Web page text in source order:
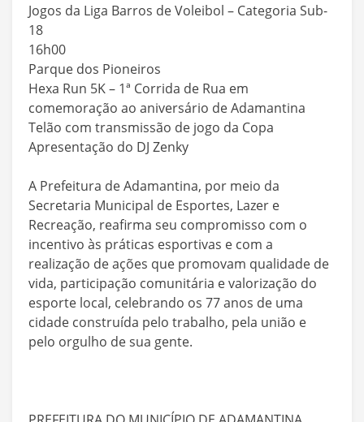
Jogos da Liga Barros de Voleibol – Categoria Sub-
18
16h00
Parque dos Pioneiros
Hexa Run 5K – 1ª Corrida de Rua em
comemoração ao aniversário de Adamantina
Telão com transmissão de jogo da Copa
Apresentação do DJ Zenky
A Prefeitura de Adamantina, por meio da
Secretaria Municipal de Esportes, Lazer e
Recreação, reafirma seu compromisso com o
incentivo às práticas esportivas e com a
realização de ações que promovam qualidade de
vida, participação comunitária e valorização do
esporte local, celebrando os 77 anos de uma
cidade construída pelo trabalho, pela união e
pelo orgulho de sua gente.